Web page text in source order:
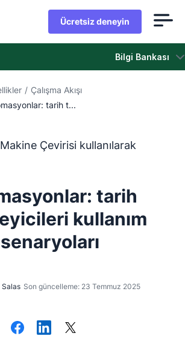
Ücretsiz deneyin
Bilgi Bankası
Geçin
/ Çalışma Akışı
tarih t...
Makine Çevirisi aracı
Çevirisi kullanılarak
tarih
kullanım
senaryoları
Salas Son güncelleme: 23 Temmuz 2025